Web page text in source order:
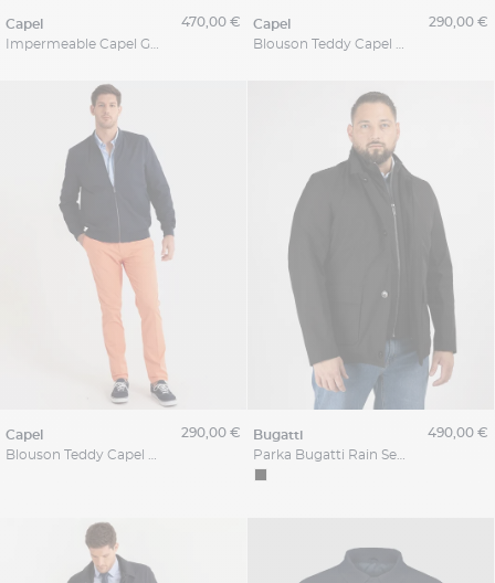
capel
Impermeable Capel Grande Taille
470,00 €
capel
Blouson Teddy Capel Paris Grande Taille
290,00 €
capel
290,00 €
bugatti
490,00 €